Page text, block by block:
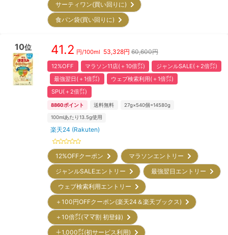
サーティワン(買い回りに)
食パン袋(買い回りに)
10位 41.2 円/100ml 53,328円 60,600円
12%OFF マラソン11店(＋10倍㌽)
ジャンルSALE(＋2倍㌽)
最強翌日(＋1倍㌽)
ウェブ検索利用(＋1倍㌽)
SPU(＋2倍㌽)
8860ポイント 送料無料 27g×540個=14580g
100mlあたり13.5g使用
楽天24 (Rakuten)
12%OFFクーポン
マラソンエントリー
ジャンルSALEエントリー
最強翌日エントリー
ウェブ検索利用エントリー
＋100円OFFクーポン(楽天24＆楽天ブックス)
＋10倍㌽(ママ割 初登録)
＋1,000㌽(初サービス利用)